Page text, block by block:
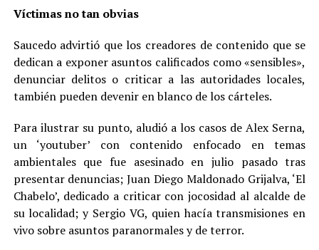
Víctimas no tan obvias
Saucedo advirtió que los creadores de contenido que se
dedican a exponer asuntos calificados como «sensibles»,
denunciar delitos o criticar a las autoridades locales,
también pueden devenir en blanco de los cárteles.
Para ilustrar su punto, aludió a los casos de Alex Serna,
un ‘youtuber’ con contenido enfocado en temas
ambientales que fue asesinado en julio pasado tras
presentar denuncias; Juan Diego Maldonado Grijalva, ‘El
Chabelo’, dedicado a criticar con jocosidad al alcalde de
su localidad; y Sergio VG, quien hacía transmisiones en
vivo sobre asuntos paranormales y de terror.